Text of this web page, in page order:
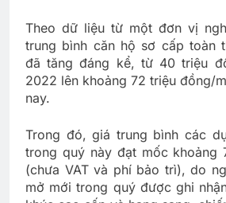
Theo dữ liệu từ một đơn vị
trung bình căn hộ sơ cấp toàn
đã tăng đáng kể, từ 40 triệu
2022 lên khoảng 72 triệu đồng/
nay.
Trong đó, giá trung bình các
trong quý này đạt mốc khoảng
(chưa VAT và phí bảo trì), do
mở mới trong quý được ghi